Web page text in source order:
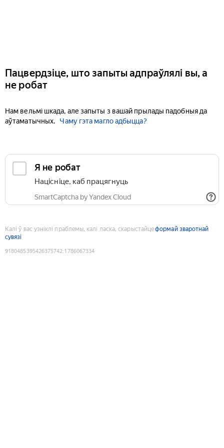
Пацвердзіце, што запыты адпраўлялі вы, а
не робат
Нам вельмі шкада, але запыты з вашай прылады падобныя да
аўтаматычных.
Чаму гэта магло адбыцца?
Я не робат
Націсніце, каб працягнуць
SmartCaptcha by Yandex Cloud
Калі ў вас узніклі праблемы, калі ласка, скарыстайцеформай зваротнай
сувязі
9180485395426375742:1786067334